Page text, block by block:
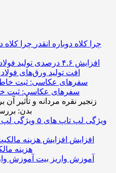
چرا کلاه دوباره انقدر
افت تولید ورق‌های
سفرهای عکاسی: ثبت
زنجیر نقره مردانه و تأثیر
بدن:
۵ ویژگی لپ تاپ های
افزایش
هزینه
آموزش واریز بیت